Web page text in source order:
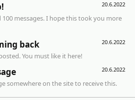
20.6.2022
100 messages. I hope this took you more
20.6.2022
back
You must like it here!
20.6.2022
somewhere on the site to receive this.